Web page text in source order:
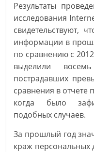
k
i
ь
Результаты
исследования
свидетельствуют,
информации в
по сравнению с
выделили
пострадавших
сравнения в отчете
когда было
подобных случаев.
За прошлый год
краж персональных